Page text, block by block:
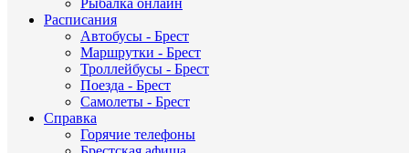
Рыбалка онлайн
Расписания
Автобусы - Брест
Маршрутки - Брест
Троллейбусы - Брест
Поезда - Брест
Самолеты - Брест
Справка
Горячие телефоны